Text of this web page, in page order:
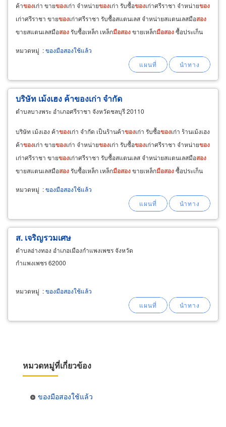
ค้าของเก่า ขายของเก่า จำหน่ายของเก่า รับซื้อของเก่าศรีราชา จำหน่ายของ
เก่าศรีราชา ขายของเก่าศรีราชา รับซื้อสแตนเลส จำหน่ายสแตนเลสมือสอง
ขายสแตนเลสมือสอง รับซื้อเหล็ก เหล็กมือสองขายเหล็กมือสองซื้อประเก็น
หมวดหมู่ :ของมือสองใช้แล้ว
บริษัท เม้งเฮง ค้าของเก่า จำกัด
ตำบลบางพระ อำเภอศรีราชา จังหวัดชลบุรี 20110
บริษัท เม้งเฮง ค้าของเก่า จำกัด เป็นร้านค้าของเก่า รับซื้อของเก่า ร้านเม้งเฮง
ค้าของเก่า ขายของเก่า จำหน่ายของเก่า รับซื้อของเก่าศรีราชา จำหน่ายของ
เก่าศรีราชา ขายของเก่าศรีราชา รับซื้อสแตนเลส จำหน่ายสแตนเลสมือสอง
ขายสแตนเลสมือสอง รับซื้อเหล็ก เหล็กมือสองขายเหล็กมือสองซื้อประเก็น
หมวดหมู่ :ของมือสองใช้แล้ว
ส. เจริญรวมเศษ
ตำบลอ่างทอง อำเภอเมืองกำแพงเพชร จังหวัด
กำแพงเพชร 62000
หมวดหมู่ :ของมือสองใช้แล้ว
หมวดหมู่ที่เกี่ยวข้อง
ของมือสองใช้แล้ว